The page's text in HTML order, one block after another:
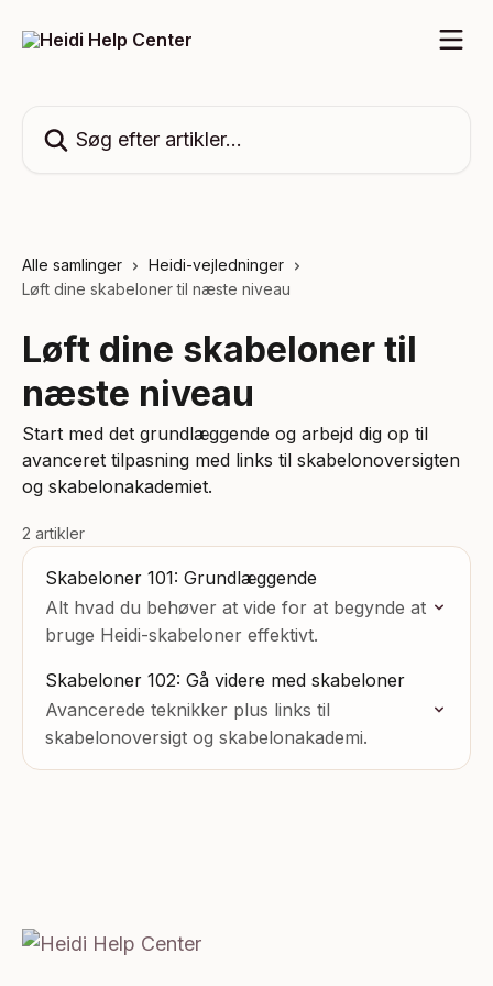
Alle samlinger
Heidi-vejledninger
Løft dine skabeloner til næste niveau
Løft dine skabeloner til
næste niveau
Start med det grundlæggende og arbejd dig op til
avanceret tilpasning med links til skabelonoversigten
og skabelonakademiet.
2 artikler
Skabeloner 101: Grundlæggende
Alt hvad du behøver at vide for at begynde at
bruge Heidi-skabeloner effektivt.
Skabeloner 102: Gå videre med skabeloner
Avancerede teknikker plus links til
skabelonoversigt og skabelonakademi.